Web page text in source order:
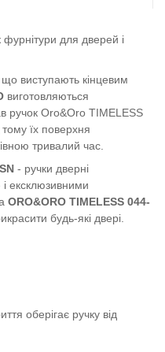
фурнітури для дверей і
що виступають кінцевим
виготовляються
ручок Oro&Oro TIMELESS
їх поверхня
тривалий час.
- ручки дверні
ексклюзивними
ORO&ORO TIMELESS 044-
будь-які двері.
оберігає ручку від